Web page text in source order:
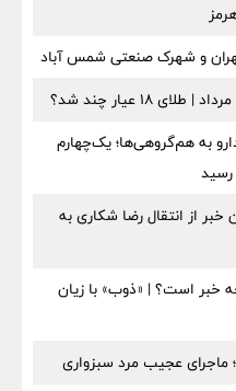
و شهرک صنعتی شمس آباد
دارو به هم‌گروهی‌ها؛ یک‌چهارم
از انتقال رضا شکاری به
چه خبر است؟ | «ذوب» با زیان
ماجرای عجیب مرد سبزواری